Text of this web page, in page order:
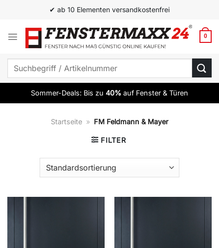
springen
✔ ab 10 Elementen versandkostenfrei
0
Suchen
Sommer-Deals: Bis zu 40% auf Fenster & Türen
Startseite » FM Feldmann & Mayer
FILTER